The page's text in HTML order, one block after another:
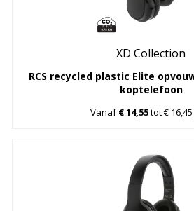
XD Collection
RCS recycled plastic Elite
koptelefoon
Vanaf€ 14,55tot €